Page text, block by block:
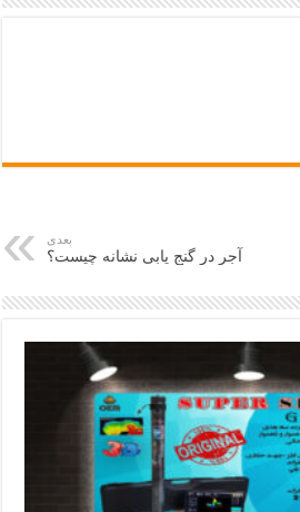
بعدی
آجر در گنج یابی نشانه چیست؟